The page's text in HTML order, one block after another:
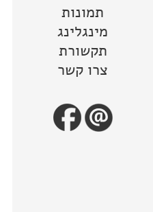
תמונות
מינגלינג
תקשורת
צרו קשר